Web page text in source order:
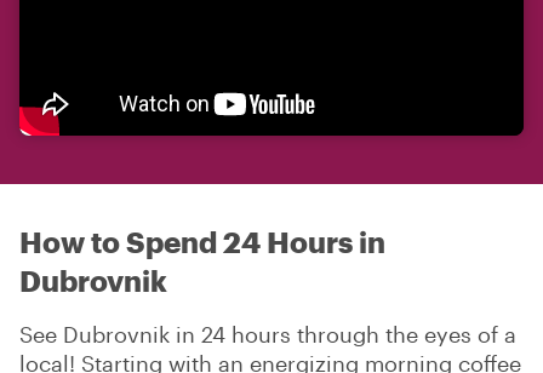
How to Spend 24 Hours in
Dubrovnik
See Dubrovnik in 24 hours through the eyes of a
local! Starting with an energizing morning coffee